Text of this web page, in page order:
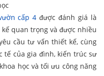
cấp 4 được đánh giá là
quan trọng và được nhiều
cầu tư vấn thiết kế, cùng
tế của gia đình, kiến trúc sư
học và tối ưu công năng